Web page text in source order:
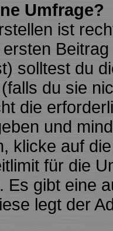
Umfrage?
ist
solltest du
du sie
die
und
klicke auf
für die
Es gibt eine
legt der